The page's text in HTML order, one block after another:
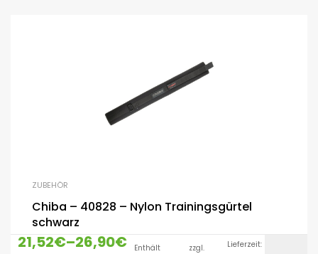
ZUBEHÖR
Chiba – 40828 – Nylon Trainingsgürtel
schwarz
21,52€–26,90€
Enthält
zzgl.
Lieferzeit: